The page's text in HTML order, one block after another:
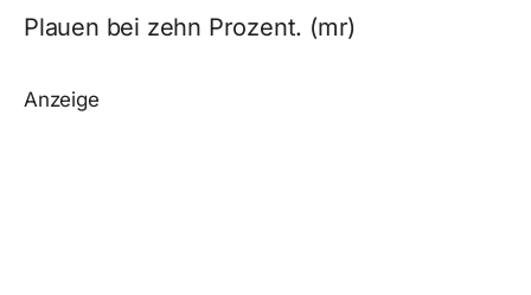
Plauen bei zehn Prozent. (mr)
Anzeige